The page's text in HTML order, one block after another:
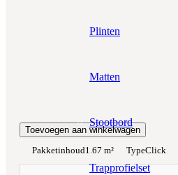
Plinten
Matten
Stootbord
Trapprofielset
Toevoegen aan winkelwagen
Pakketinhoud1.67 m² TypeClick